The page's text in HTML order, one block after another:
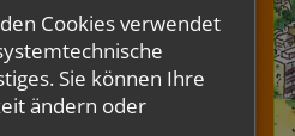
Cookies verwendet
Sie können Ihre
ändern oder